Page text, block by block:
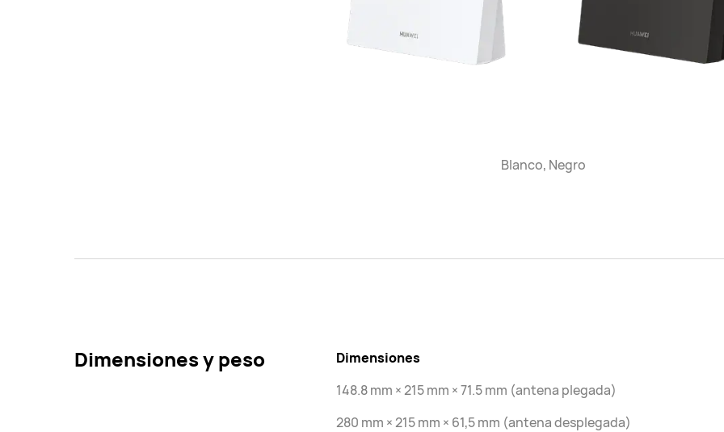
Blanco, Negro
Dimensiones y peso
Dimensiones
148.8 mm × 215 mm × 71.5 mm (antena plegada)
280 mm × 215 mm × 61,5 mm (antena desplegada)